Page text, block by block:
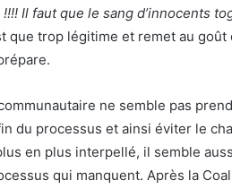
Il faut que le sang d’innocents
que trop légitime et remet au
ne semble pas
du processus et ainsi éviter le
en plus interpellé, il semble
qui manquent. Après la